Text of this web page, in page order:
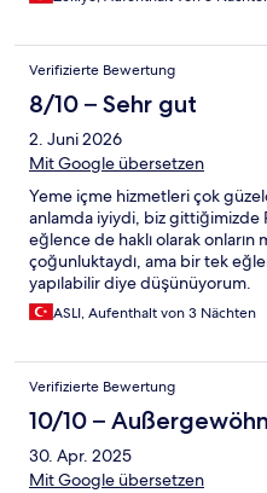
Verifizierte Bewertung
8/10 – Sehr gut
2. Juni 2026
Mit Google übersetzen
Yeme içme hizmetleri çok
anlamda iyiydi, biz gittiğimizde
eğlence de haklı olarak onların
çoğunluktaydı, ama bir tek
yapılabilir diye düşünüyorum.
ASLI, Aufenthalt von 3 Nächten
Verifizierte Bewertung
10/10 –
30. Apr. 2025
Mit Google übersetzen